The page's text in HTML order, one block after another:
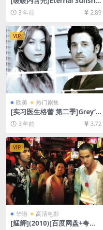
e of the Spotless Mind (200
4)[百度网盘+夸克网盘1080P
超清未删减资源][网盘在线播
放/下载][MP4/6.8GB][中英字
幕]
3 年前 2.89
VIP
欧美 热门剧集
[实习医生格蕾 第二季]Grey’s
Anatomy Season 2 (2005)
[百度网盘+夸克网盘1080P超
清未删减资源][网盘在线播放/
下载][MP4/74GB][奈飞官方
中字]
3 年前 3.72
VIP
华语 高清电影
[艋舺](2010)[百度网盘+夸克